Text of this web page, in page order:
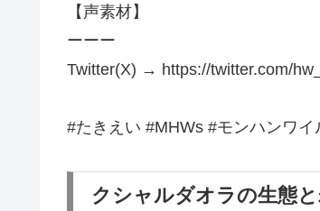
【声素材】
ーーー
Twitter(X) → https://twitter.com/
#たきえい #MHWs #モンハンワイ
クシャルダオラの生態